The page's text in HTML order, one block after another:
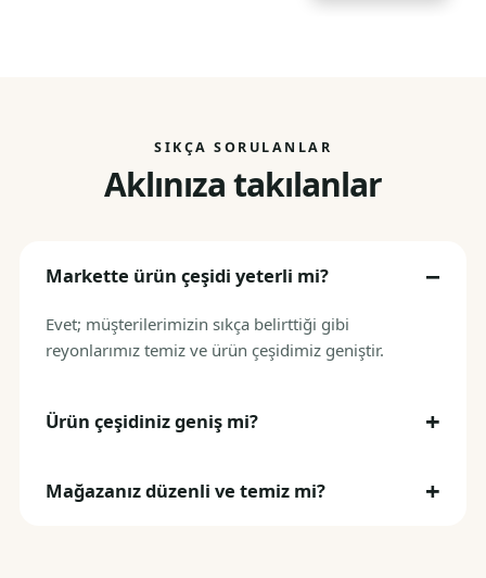
SIKÇA SORULANLAR
Aklınıza takılanlar
Markette ürün çeşidi yeterli mi?
Evet; müşterilerimizin sıkça belirttiği gibi
reyonlarımız temiz ve ürün çeşidimiz geniştir.
Ürün çeşidiniz geniş mi?
Mağazanız düzenli ve temiz mi?